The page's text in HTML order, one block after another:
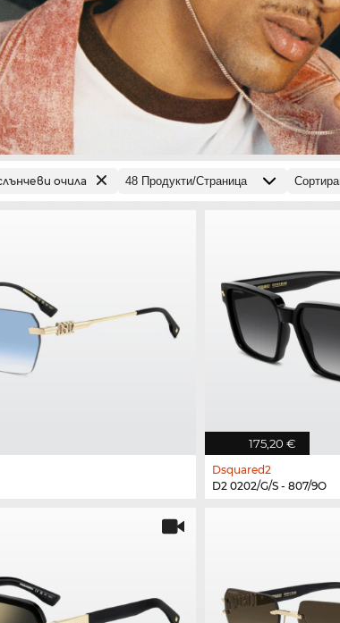
очила
175,20 €
Dsquared2
D2 0202/G/S - 807/9O